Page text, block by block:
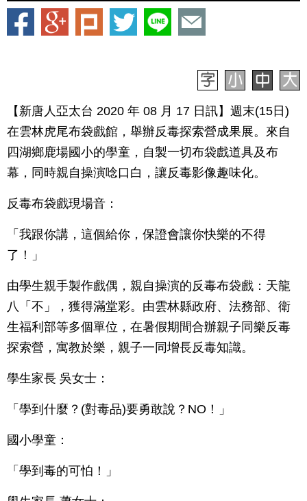
【新唐人亞太台 2020 年 08 月 17 日訊】週末(15日)
在雲林虎尾布袋戲館，舉辦反毒探索營成果展。來自
四湖鄉鹿場國小的學童，自製一切布袋戲道具及布
幕，同時親自操演唸口白，讓反毒影像趣味化。
反毒布袋戲現場音：
「我跟你講，這個給你，保證會讓你快樂的不得
了！」
由學生親手製作戲偶，親自操演的反毒布袋戲：天龍
八「不」，獲得滿堂彩。由雲林縣政府、法務部、衛
生福利部等多個單位，在暑假期間合辦親子同樂反毒
探索營，寓教於樂，親子一同增長反毒知識。
學生家長 吳女士：
「學到什麼？(對毒品)要勇敢說？NO！」
國小學童：
「學到毒的可怕！」